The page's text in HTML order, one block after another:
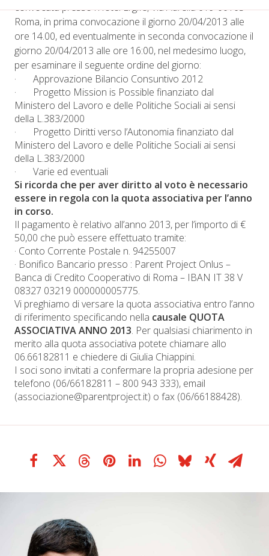
convocata presso l’Hotel Ergife, Via Aurelia 619-00165
Roma, in prima convocazione il giorno 20/04/2013 alle
ore 14.00, ed eventualmente in seconda convocazione il
giorno 20/04/2013 alle ore 16:00, nel medesimo luogo,
per esaminare il seguente ordine del giorno:
· Approvazione Bilancio Consuntivo 2012
· Progetto Mission is Possible finanziato dal
Ministero del Lavoro e delle Politiche Sociali ai sensi
della L.383/2000
· Progetto Diritti verso l’Autonomia finanziato dal
Ministero del Lavoro e delle Politiche Sociali ai sensi
della L.383/2000
· Varie ed eventuali
Si ricorda che per aver diritto al voto è necessario
essere in regola con la quota associativa per l’anno
in corso.
Il pagamento è relativo all’anno 2013, per l’importo di €
50,00 che può essere effettuato tramite:
· Conto Corrente Postale n. 94255007
· Bonifico Bancario presso : Parent Project Onlus –
Banca di Credito Cooperativo di Roma – IBAN IT 38 V
08327 03219 000000005775.
Vi preghiamo di versare la quota associativa entro l’anno
di riferimento specificando nella causale QUOTA
ASSOCIATIVA ANNO 2013. Per qualsiasi chiarimento in
merito alla quota associativa potete chiamare allo
06.66182811 e chiedere di Giulia Chiappini.
I soci sono invitati a confermare la propria adesione per
telefono (06/66182811 – 800 943 333), email
(associazione@parentproject.it) o fax (06/66188428).